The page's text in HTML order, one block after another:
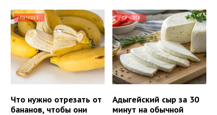
ЛУЧШЕЕ
Что нужно отрезать от
бананов, чтобы они
ЛУЧШЕЕ
Адыгейский сыр за 30
минут на обычной